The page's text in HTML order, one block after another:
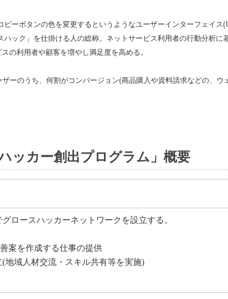
ーボタンの色を変更するというようなユーザーインターフェイス
ック」を仕掛ける人の総称。ネットサービス利用者の行動分析に
の利用者や顧客を増やし満足度を高める。
ーのうち、何割がコンバージョン(商品購入や資料請求などの、ウ
ッカー創出プログラム」概要
ロースハッカーネットワークを設立する。
案を作成する仕事の提供
地域人材交流・スキル共有等を実施)